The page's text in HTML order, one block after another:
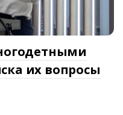
их вопросы